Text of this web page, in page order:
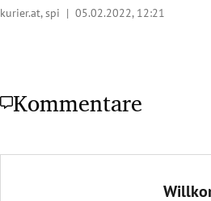
kurier.at, spi |05.02.2022, 12:21
Kommentare